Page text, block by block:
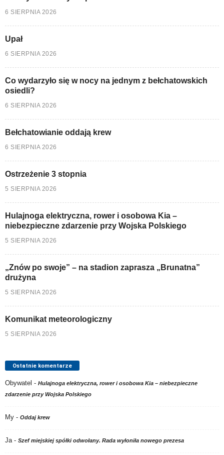
6 SIERPNIA 2026
Upał
6 SIERPNIA 2026
Co wydarzyło się w nocy na jednym z bełchatowskich
osiedli?
6 SIERPNIA 2026
Bełchatowianie oddają krew
6 SIERPNIA 2026
Ostrzeżenie 3 stopnia
5 SIERPNIA 2026
Hulajnoga elektryczna, rower i osobowa Kia –
niebezpieczne zdarzenie przy Wojska Polskiego
5 SIERPNIA 2026
„Znów po swoje” – na stadion zaprasza „Brunatna”
drużyna
5 SIERPNIA 2026
Komunikat meteorologiczny
5 SIERPNIA 2026
Ostatnie komentarze
Obywatel - Hulajnoga elektryczna, rower i osobowa Kia – niebezpieczne
zdarzenie przy Wojska Polskiego
My - Oddaj krew
Ja- Szef miejskiej spółki odwołany. Rada wyłoniła nowego prezesa